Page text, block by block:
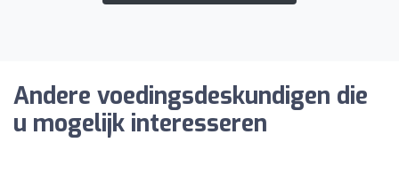
Andere voedingsdeskundigen die
u mogelijk interesseren